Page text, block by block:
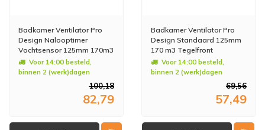
Badkamer Ventilator Pro
Design Nalooptimer
Vochtsensor 125mm 170m3
Goud Kunststof
Voor 14:00 besteld,
binnen 2 (werk)dagen
100,18
82,79
Badkamer Ventilator Pro
Design Standaard 125mm
170 m3 Tegelfront
Kunststof
Voor 14:00 besteld,
binnen 2 (werk)dagen
69,56
57,49